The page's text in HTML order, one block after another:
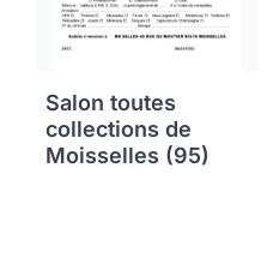
Salon toutes
collections de
Moisselles (95)